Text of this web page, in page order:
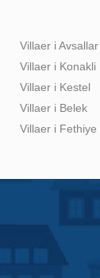
Villaer i Avsallar
Villaer i Konakli
Villaer i Kestel
Villaer i Belek
Villaer i Fethiye